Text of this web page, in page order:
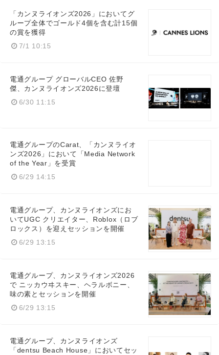
「カンヌライオンズ2026」においてグ
ループ全体でゴールド4個を含む計15個
の賞を獲得
7/1 10:15
電通グループ グローバルCEO 佐野
傑、カンヌライオンズ2026に登壇
6/30 11:15
電通グループのCarat、「カンヌライオ
ンズ2026」において「Media Network
of the Year」を受賞
6/29 14:15
電通グループ、カンヌライオンズにお
いてUGC クリエイター、Roblox（ロブ
ロックス）を迎えセッションを開催
6/29 13:15
電通グループ、カンヌライオンズ2026
で ニッカウヰスキー、ヘラルボニー、
味の素とセッションを開催
6/29 13:15
電通グループ、カンヌライオンズ
「dentsu Beach House」においてセッ
Japanese
English